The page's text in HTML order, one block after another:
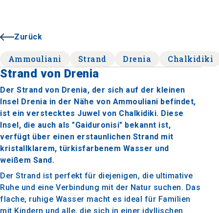
Zurück
Ammouliani Strand Drenia Chalkidiki
Strand von Drenia
Der Strand von Drenia, der sich auf der kleinen
Insel Drenia in der Nähe von Ammouliani befindet,
ist ein verstecktes Juwel von Chalkidiki. Diese
Insel, die auch als "Gaiduronisi" bekannt ist,
verfügt über einen erstaunlichen Strand mit
kristallklarem, türkisfarbenem Wasser und
weißem Sand.
Der Strand ist perfekt für diejenigen, die ultimative
Ruhe und eine Verbindung mit der Natur suchen. Das
flache, ruhige Wasser macht es ideal für Familien
mit Kindern und alle, die sich in einer idyllischen